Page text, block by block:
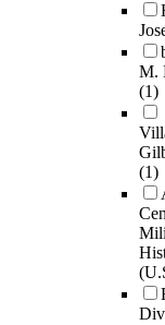
M.
(1)
(1)